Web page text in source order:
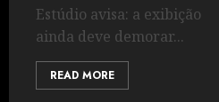
Estúdio avisa: a exibição
ainda deve demorar...
READ MORE